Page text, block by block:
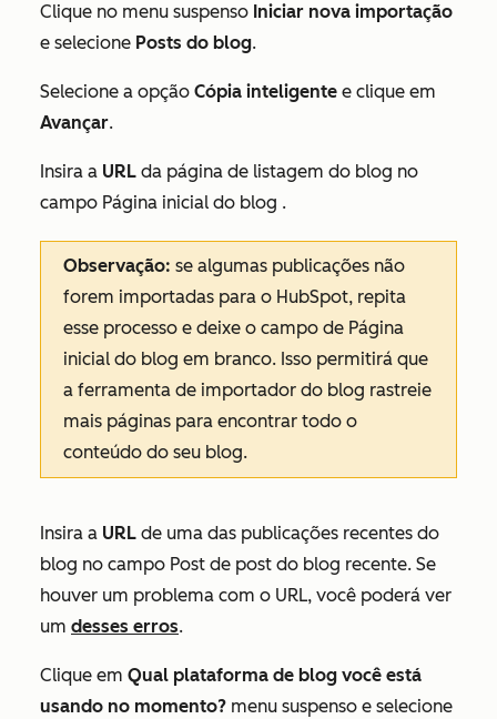
Clique no menu suspenso Iniciar nova importação
e selecione Posts do blog.
Selecione a opção Cópia inteligente e clique em
Avançar.
Insira a URL da página de listagem do blog no
campo Página inicial do blog .
Observação: se algumas publicações não
forem importadas para o HubSpot, repita
esse processo e deixe o campo de Página
inicial do blog em branco. Isso permitirá que
a ferramenta de importador do blog rastreie
mais páginas para encontrar todo o
conteúdo do seu blog.
Insira a URL de uma das publicações recentes do
blog no campo Post de post do blog recente. Se
houver um problema com o URL, você poderá ver
um desses erros.
Clique em Qual plataforma de blog você está
usando no momento? menu suspenso e selecione